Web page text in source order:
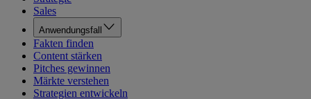
Sales
Anwendungsfall
Fakten finden
Content stärken
Pitches gewinnen
Märkte verstehen
Strategien entwickeln